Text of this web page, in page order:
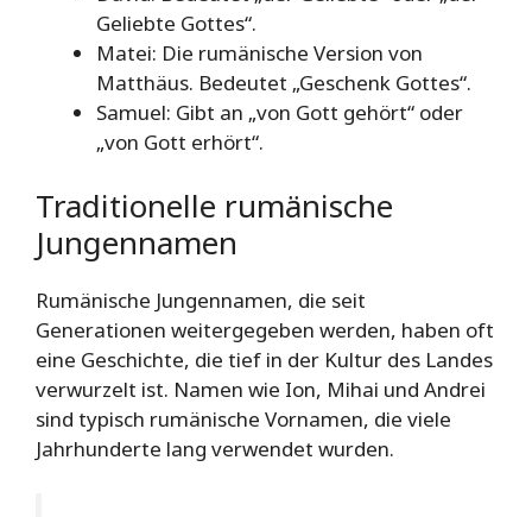
Geliebte Gottes“.
Matei: Die rumänische Version von
Matthäus. Bedeutet „Geschenk Gottes“.
Samuel: Gibt an „von Gott gehört“ oder
„von Gott erhört“.
Traditionelle rumänische
Jungennamen
Rumänische Jungennamen, die seit
Generationen weitergegeben werden, haben oft
eine Geschichte, die tief in der Kultur des Landes
verwurzelt ist. Namen wie Ion, Mihai und Andrei
sind typisch rumänische Vornamen, die viele
Jahrhunderte lang verwendet wurden.